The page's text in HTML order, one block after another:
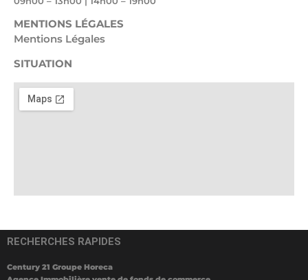
MENTIONS LÉGALES
Mentions Légales
SITUATION
RECHERCHES RAPIDES
Century 21 Groupe Horeca